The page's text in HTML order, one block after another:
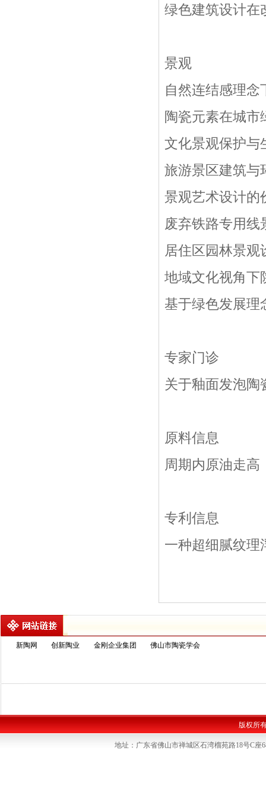
绿色建筑设计在
景观
自然连结感理念
陶瓷元素在城市
文化景观保护与
旅游景区建筑与
景观艺术设计的
废弃铁路专用线
居住区园林景观
地域文化视角下
基于绿色发展理
专家门诊
关于釉面发泡陶
原料信息
周期内原油走高
专利信息
一种超细腻纹理
新陶网 创新陶业 金刚企业集团 佛山市陶瓷学会
版权所
地址：广东省佛山市禅城区石湾榴苑路18号